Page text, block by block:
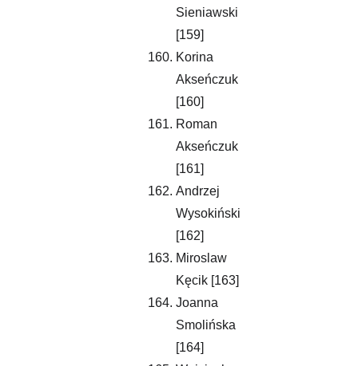
Sieniawski
[159]
Korina
Akseńczuk
[160]
Roman
Akseńczuk
[161]
Andrzej
Wysokiński
[162]
Miroslaw
Kęcik [163]
Joanna
Smolińska
[164]